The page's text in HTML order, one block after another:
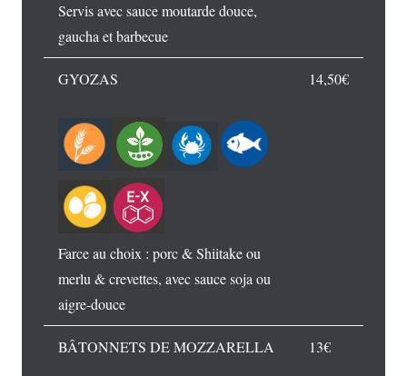
Servis avec sauce moutarde douce,
gaucha et barbecue
GYOZAS
Farce au choix : porc & Shiitake ou
merlu & crevettes, avec sauce soja ou
aigre-douce
14,50€
BÂTONNETS DE MOZZARELLA 13€